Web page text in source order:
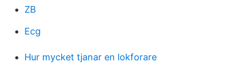
ZB
Ecg
Hur mycket tjanar en lokforare